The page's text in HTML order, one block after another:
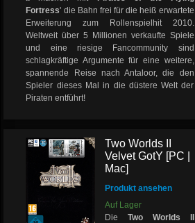
Fortress' die Bahn frei für die heiß erwartete
Erweiterung zum Rollenspielhit 2010.
Weltweit über 5 Millionen verkaufte Spiele
und eine riesige Fancommunity sind
schlagkräftige Argumente für eine weitere,
spannende Reise nach Antaloor, die den
Spieler dieses Mal in die düstere Welt der
Piraten entführt!
Two Worlds II
Velvet GotY [PC |
Mac]
Produkt ansehen
Auf Lager
DieTwo Worlds II